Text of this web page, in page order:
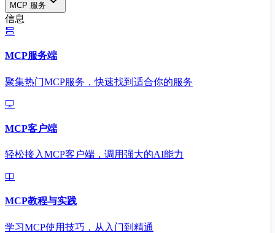
MCP 服务
信息
MCP服务端
聚集热门MCP服务，快速找到适合你的服务
MCP客户端
轻松接入MCP客户端，调用强大的AI能力
MCP教程与实践
学习MCP使用技巧，从入门到精通